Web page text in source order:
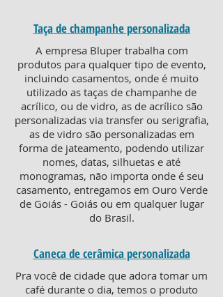
Taça de champanhe personalizada
A empresa Bluper trabalha com
produtos para qualquer tipo de evento,
incluindo casamentos, onde é muito
utilizado as taças de champanhe de
acrílico, ou de vidro, as de acrílico são
personalizadas via transfer ou serigrafia,
as de vidro são personalizadas em
forma de jateamento, podendo utilizar
nomes, datas, silhuetas e até
monogramas, não importa onde é seu
casamento, entregamos em Ouro Verde
de Goiás - Goiás ou em qualquer lugar
do Brasil.
Caneca de cerâmica personalizada
Pra você de cidade que adora tomar um
café durante o dia, temos o produto